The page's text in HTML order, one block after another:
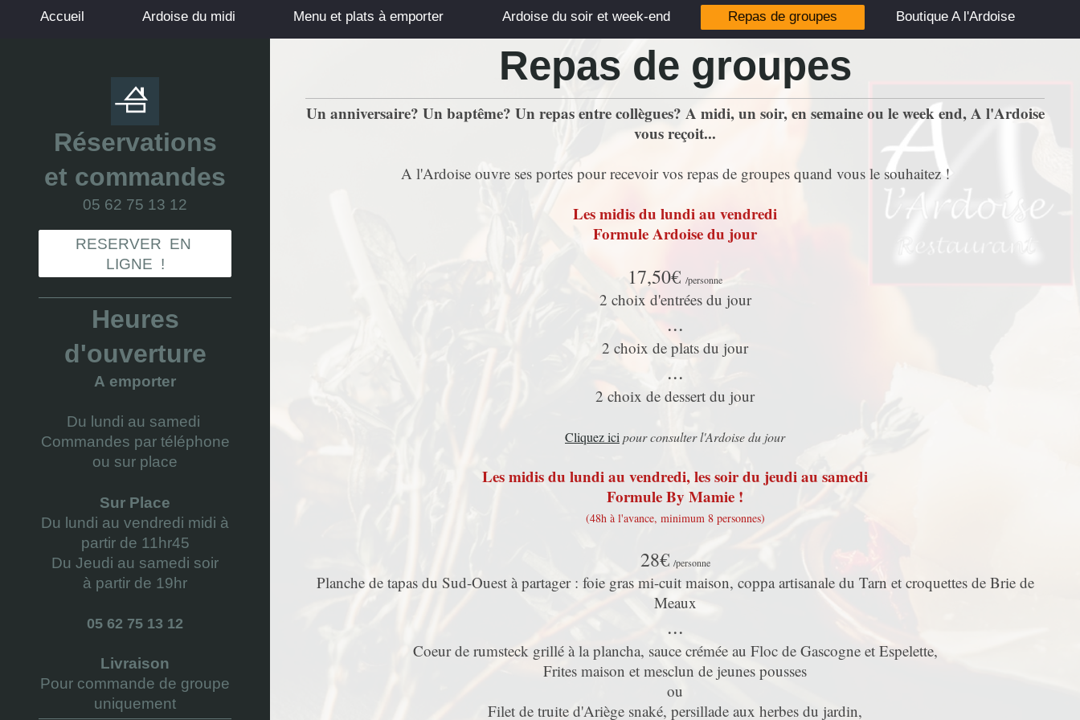
Accueil Ardoise du midi Menu et plats à emporter Ardoise du soir et week-end Repas de groupes Boutique A l'Ardoise
Repas de groupes
Un anniversaire? Un baptême? Un repas entre collègues? A midi, un soir, en semaine ou le week end, A l'Ardoise
vous reçoit...
A l'Ardoise ouvre ses portes pour recevoir vos repas de groupes quand vous le souhaitez !
Les midis du lundi au vendredi
Formule Ardoise du jour
17,50€ /personne
2 choix d'entrées du jour
...
2 choix de plats du jour
...
2 choix de dessert du jour
Cliquez ici pour consulter l'Ardoise du jour
Les midis du lundi au vendredi, les soir du jeudi au samedi
Formule By Mamie !
(48h à l'avance, minimum 8 personnes)
28€ /personne
Planche de tapas du Sud-Ouest à partager : foie gras mi-cuit maison, coppa artisanale du Tarn et croquettes de Brie de
Meaux
...
Coeur de rumsteck grillé à la plancha, sauce crémée au Floc de Gascogne et Espelette,
Frites maison et mesclun de jeunes pousses
ou
Filet de truite d'Ariège snaké, persillade aux herbes du jardin,
Réservations
et commandes
05 62 75 13 12
RESERVER EN
LIGNE !
Heures
d'ouverture
A emporter
Du lundi au samedi
Commandes par téléphone
ou sur place
Sur Place
Du lundi au vendredi midi à
partir de 11hr45
Du Jeudi au samedi soir
à partir de 19hr
05 62 75 13 12
Livraison
Pour commande de groupe
uniquement